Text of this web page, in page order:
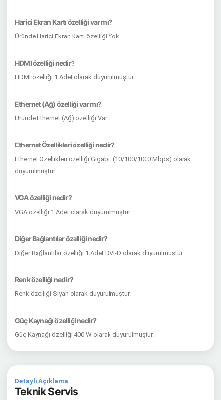
Harici Ekran Kartı özelliği var mı?
Üründe Harici Ekran Kartı özelliği Yok
HDMI özelliği nedir?
HDMI özelliği 1 Adet olarak duyurulmuştur.
Ethernet (Ağ) özelliği var mı?
Üründe Ethernet (Ağ) özelliği Var
Ethernet Özellikleri özelliği nedir?
Ethernet Özellikleri özelliği Gigabit (10/100/1000 Mbps) olarak
duyurulmuştur.
VGA özelliği nedir?
VGA özelliği 1 Adet olarak duyurulmuştur.
Diğer Bağlantılar özelliği nedir?
Diğer Bağlantılar özelliği 1 Adet DVI-D olarak duyurulmuştur.
Renk özelliği nedir?
Renk özelliği Siyah olarak duyurulmuştur.
Güç Kaynağı özelliği nedir?
Güç Kaynağı özelliği 400 W olarak duyurulmuştur.
Detaylı Açıklama
Teknik Servis